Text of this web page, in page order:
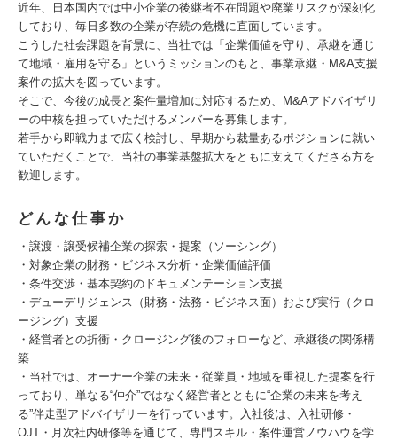
近年、日本国内では中小企業の後継者不在問題や廃業リスクが深刻化
しており、毎日多数の企業が存続の危機に直面しています。
こうした社会課題を背景に、当社では「企業価値を守り、承継を通じ
て地域・雇用を守る」というミッションのもと、事業承継・M&A支援
案件の拡大を図っています。
そこで、今後の成長と案件量増加に対応するため、M&Aアドバイザリ
ーの中核を担っていただけるメンバーを募集します。
若手から即戦力まで広く検討し、早期から裁量あるポジションに就い
ていただくことで、当社の事業基盤拡大をともに支えてくださる方を
歓迎します。
どんな仕事か
・譲渡・譲受候補企業の探索・提案（ソーシング）
・対象企業の財務・ビジネス分析・企業価値評価
・条件交渉・基本契約のドキュメンテーション支援
・デューデリジェンス（財務・法務・ビジネス面）および実行（クロ
ージング）支援
・経営者との折衝・クロージング後のフォローなど、承継後の関係構
築
・当社では、オーナー企業の未来・従業員・地域を重視した提案を行
っており、単なる“仲介”ではなく経営者とともに“企業の未来を考え
る”伴走型アドバイザリーを行っています。入社後は、入社研修・
OJT・月次社内研修等を通じて、専門スキル・案件運営ノウハウを学